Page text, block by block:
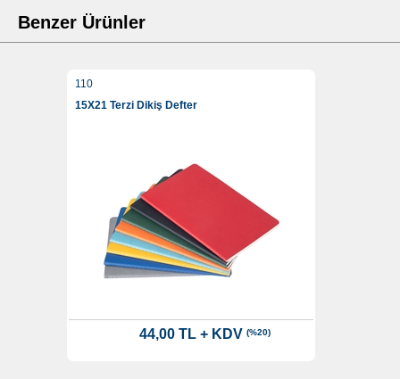
Benzer Ürünler
110
15X21 Terzi Dikiş Defter
44,00 TL + KDV (%20)